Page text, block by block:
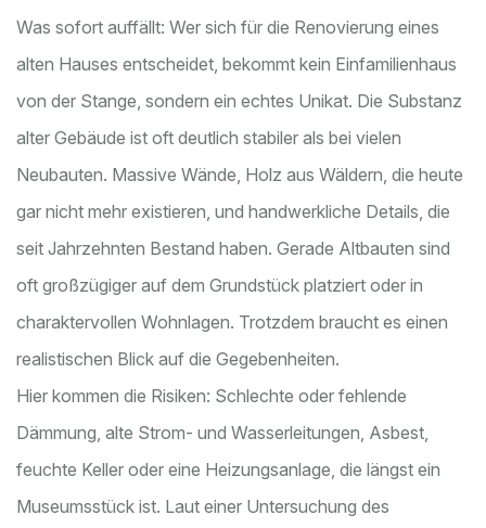
Was sofort auffällt: Wer sich für die Renovierung eines
alten Hauses entscheidet, bekommt kein Einfamilienhaus
von der Stange, sondern ein echtes Unikat. Die Substanz
alter Gebäude ist oft deutlich stabiler als bei vielen
Neubauten. Massive Wände, Holz aus Wäldern, die heute
gar nicht mehr existieren, und handwerkliche Details, die
seit Jahrzehnten Bestand haben. Gerade Altbauten sind
oft großzügiger auf dem Grundstück platziert oder in
charaktervollen Wohnlagen. Trotzdem braucht es einen
realistischen Blick auf die Gegebenheiten.
Hier kommen die Risiken: Schlechte oder fehlende
Dämmung, alte Strom- und Wasserleitungen, Asbest,
feuchte Keller oder eine Heizungsanlage, die längst ein
Museumsstück ist. Laut einer Untersuchung des